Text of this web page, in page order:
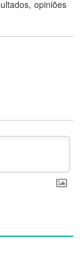
opiniões